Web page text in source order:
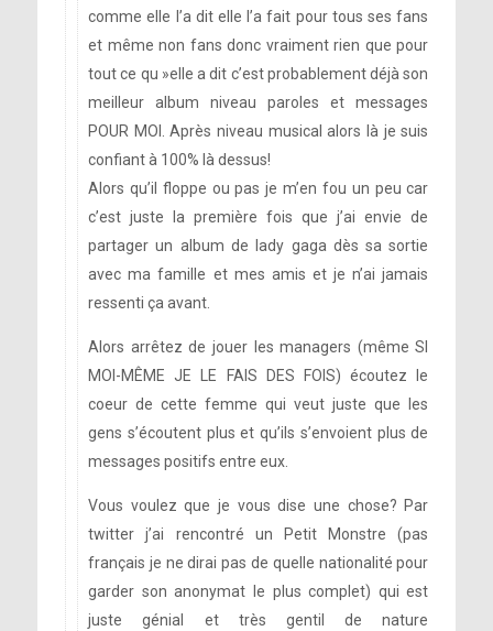
comme elle l’a dit elle l’a fait pour tous ses fans
et même non fans donc vraiment rien que pour
tout ce qu »elle a dit c’est probablement déjà son
meilleur album niveau paroles et messages
POUR MOI. Après niveau musical alors là je suis
confiant à 100% là dessus!
Alors qu’il floppe ou pas je m’en fou un peu car
c’est juste la première fois que j’ai envie de
partager un album de lady gaga dès sa sortie
avec ma famille et mes amis et je n’ai jamais
ressenti ça avant.
Alors arrêtez de jouer les managers (même SI
MOI-MÊME JE LE FAIS DES FOIS) écoutez le
coeur de cette femme qui veut juste que les
gens s’écoutent plus et qu’ils s’envoient plus de
messages positifs entre eux.
Vous voulez que je vous dise une chose? Par
twitter j’ai rencontré un Petit Monstre (pas
français je ne dirai pas de quelle nationalité pour
garder son anonymat le plus complet) qui est
juste génial et très gentil de nature